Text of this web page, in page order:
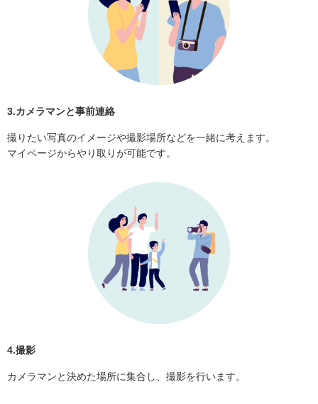
3.カメラマンと事前連絡
撮りたい写真のイメージや撮影場所などを一緒に考えます。
マイページからやり取りが可能です。
4.撮影
カメラマンと決めた場所に集合し、撮影を行います。